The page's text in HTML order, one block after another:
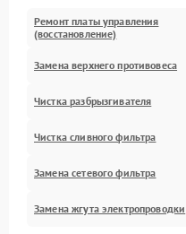
Ремонт платы управления
(восстановление)
Замена верхнего противовеса
Чистка разбрызгивателя
Чистка сливного фильтра
Замена сетевого фильтра
Замена жгута электропроводки